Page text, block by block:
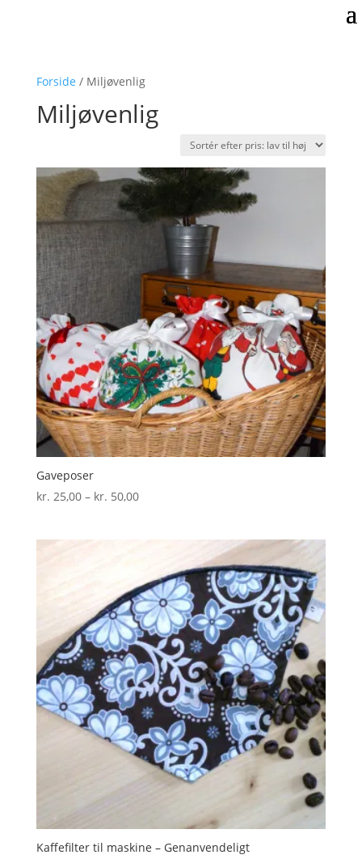
Forside / Miljøvenlig
Miljøvenlig
Gaveposer
kr. 25,00 – kr. 50,00Prisinterval:
Kaffefilter til maskine – Genanvendeligt